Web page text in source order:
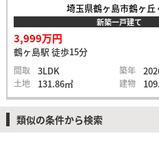
埼玉県鶴ヶ島市鶴ヶ丘
新築一戸建て
3,999万円
鶴ヶ島駅 徒歩15分
間取 3LDK 築年
土地 131.86㎡ 建物
類似の条件から検索